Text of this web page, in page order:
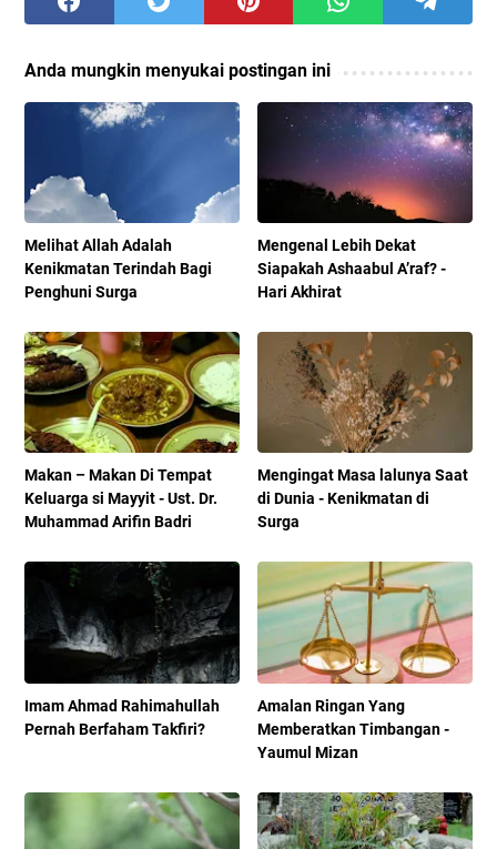
Anda mungkin menyukai postingan ini
Melihat Allah Adalah
Kenikmatan Terindah Bagi
Penghuni Surga
Mengenal Lebih Dekat
Siapakah Ashaabul A’raf? -
Hari Akhirat
Makan – Makan Di Tempat
Keluarga si Mayyit - Ust. Dr.
Muhammad Arifin Badri
Mengingat Masa lalunya Saat
di Dunia - Kenikmatan di
Surga
Imam Ahmad Rahimahullah
Pernah Berfaham Takfiri?
Amalan Ringan Yang
Memberatkan Timbangan -
Yaumul Mizan